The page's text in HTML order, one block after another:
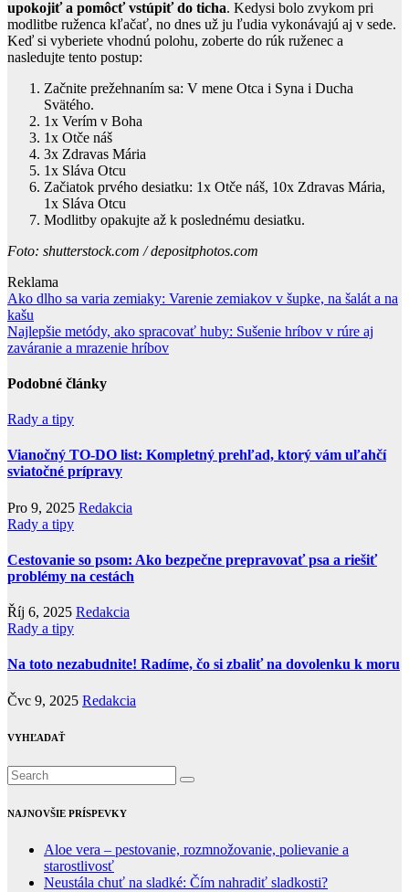
upokojiť a pomôcť vstúpiť do ticha. Kedysi bolo zvykom pri
modlitbe ruženca kľačať, no dnes už ju ľudia vykonávajú aj v sede.
Keď si vyberiete vhodnú polohu, zoberte do rúk ruženec a
nasledujte tento postup:
Začnite prežehnaním sa: V mene Otca i Syna i Ducha
Svätého.
1x Verím v Boha
1x Otče náš
3x Zdravas Mária
1x Sláva Otcu
Začiatok prvého desiatku: 1x Otče náš, 10x Zdravas Mária,
1x Sláva Otcu
Modlitby opakujte až k poslednému desiatku.
Foto: shutterstock.com / depositphotos.com
Reklama
Navigace
pro
příspěvek
Ako dlho sa varia zemiaky: Varenie zemiakov v šupke, na šalát a na
kašu
Najlepšie metódy, ako spracovať huby: Sušenie hríbov v rúre aj
zaváranie a mrazenie hríbov
Podobné články
Rady a tipy
Vianočný TO-DO list: Kompletný prehľad, ktorý vám uľahčí
sviatočné prípravy
Pro 9, 2025 Redakcia
Rady a tipy
Cestovanie so psom: Ako bezpečne prepravovať psa a riešiť
problémy na cestách
Říj 6, 2025 Redakcia
Rady a tipy
Na toto nezabudnite! Radíme, čo si zbaliť na dovolenku k moru
Čvc 9, 2025 Redakcia
VYHĽADAŤ
NAJNOVŠIE PRÍSPEVKY
Aloe vera – pestovanie, rozmnožovanie, polievanie a
starostlivosť
Neustála chuť na sladké: Čím nahradiť sladkosti?